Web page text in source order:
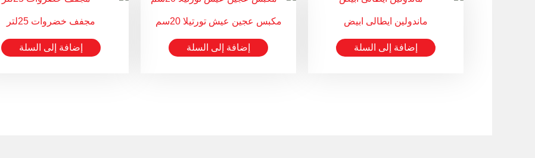
ماندولين ايطالى ابيض
إضافة إلى السلة
مكبس عجين عيش تورتيلا 20سم
إضافة إلى السلة
مجفف خضروات 25لتر
إضافة إلى السلة